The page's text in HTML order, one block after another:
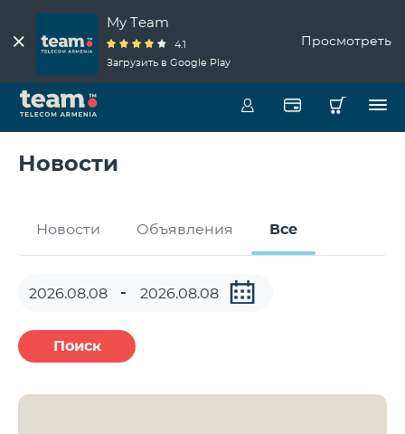
My Team
4.1
Загрузить в Google Play
Просмотреть
Новости
Новости Объявления Все
Поиск